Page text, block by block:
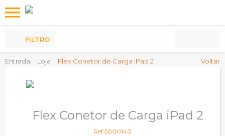
Entrada Loja Flex Conetor de Carga iPad 2 Voltar
FILTRO
Flex Conetor de Carga iPad 2
Ref:5000140